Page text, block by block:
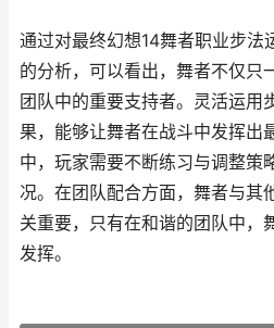
通过对最终幻想14舞者职业步法
的分析，可以看出，舞者不仅只
团队中的重要支持者。灵活运用
果，能够让舞者在战斗中发挥出
中，玩家需要不断练习与调整策
况。在团队配合方面，舞者与其
关重要，只有在和谐的团队中，
发挥。